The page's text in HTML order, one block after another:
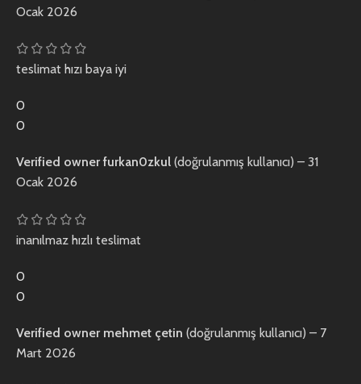
Ocak 2026
teslimat hızı baya iyi
0
0
Verified ownerfurkan0zkul (doğrulanmış kullanıcı) – 31
Ocak 2026
inanılmaz hızlı teslimat
0
0
Verified owner mehmet çetin (doğrulanmış kullanıcı) – 7
Mart 2026